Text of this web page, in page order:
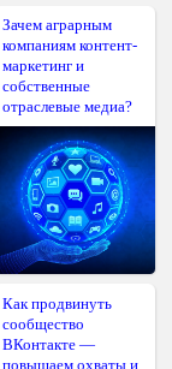
Зачем аграрным
компаниям контент-
маркетинг и
собственные
отраслевые медиа?
Как продвинуть
сообщество
ВКонтакте —
повышаем охваты и